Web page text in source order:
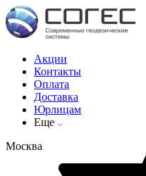
Акции
Контакты
Оплата
Доставка
Юрлицам
Еще
Москва